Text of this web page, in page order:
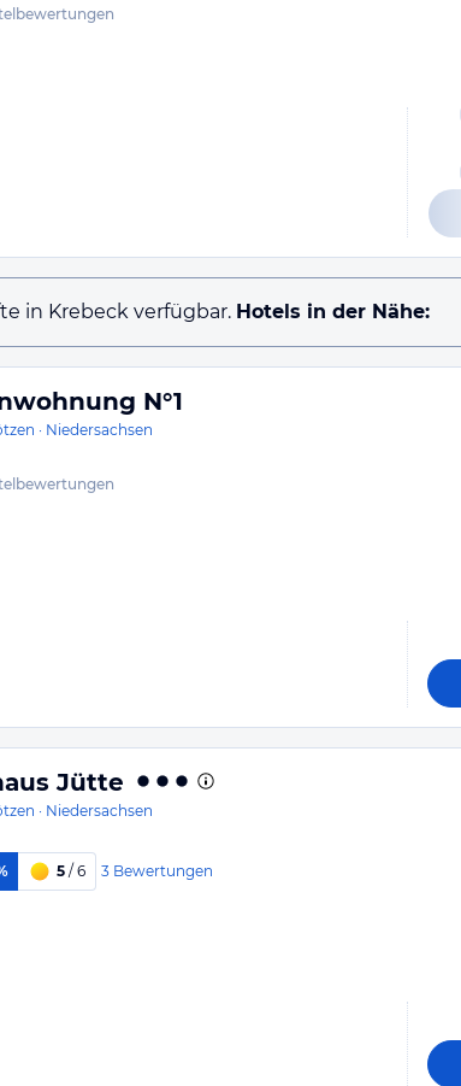
in Krebeck verfügbar. Hotels in der Nähe:
N°1
· Niedersachsen
Jütte
· Niedersachsen
5 / 6 3 Bewertungen